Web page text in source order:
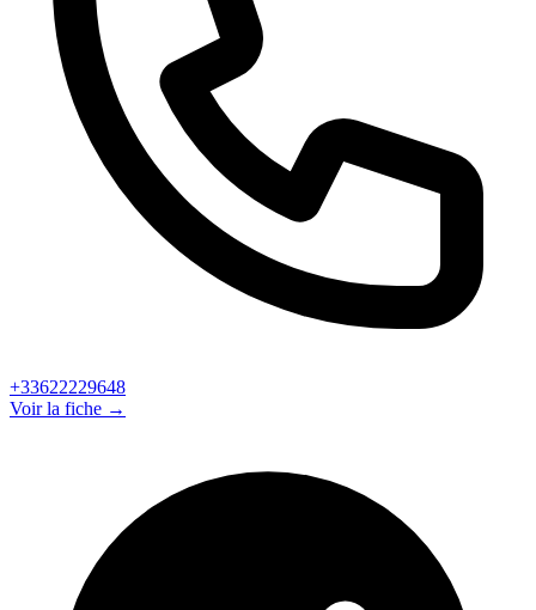
+33622229648
Voir la fiche →